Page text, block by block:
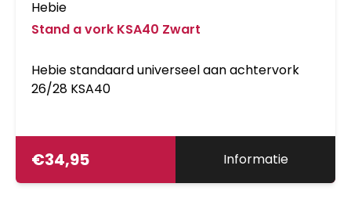
Hebie
Stand a vork KSA40 Zwart
Hebie standaard universeel aan achtervork
26/28 KSA40
€34,95 Informatie